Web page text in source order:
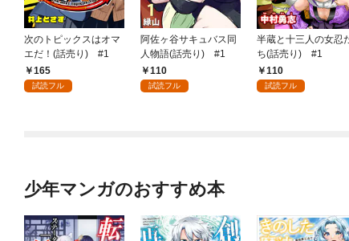
次のトピックスはオマ
エだ！(話売り) #1
165
試読フル
阿佐ヶ谷サキュバス同
人物語(話売り) #1
110
試読フル
半蔵と十三人の女忍
ち(話売り) #1
110
試読フル
少年マンガのおすすめ本